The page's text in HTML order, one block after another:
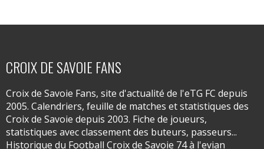
CROIX DE SAVOIE FANS
Croix de Savoie Fans, site d'actualité de l'eTG FC depuis
2005. Calendriers, feuille de matches et statistiques des
Croix de Savoie depuis 2003. Fiche de joueurs,
statistiques avec classement des buteurs, passeurs...
Historique du Football Croix de Savoie 74 à l'evian